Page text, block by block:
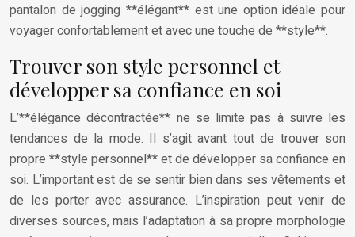
pantalon de jogging **élégant** est une option idéale pour
voyager confortablement et avec une touche de **style**.
Trouver son style personnel et
développer sa confiance en soi
L’**élégance décontractée** ne se limite pas à suivre les
tendances de la mode. Il s’agit avant tout de trouver son
propre **style personnel** et de développer sa confiance en
soi. L’important est de se sentir bien dans ses vêtements et
de les porter avec assurance. L’inspiration peut venir de
diverses sources, mais l’adaptation à sa propre morphologie